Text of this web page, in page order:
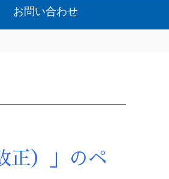
お問い合わせ
正）」のペ